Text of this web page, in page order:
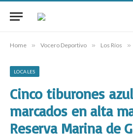
Home » Vocero Deportivo » Los Ríos »
LOCALES
Cinco tiburones
marcados en alta
Reserva Marina de